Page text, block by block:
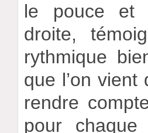
le pouce et
droite,
rythmique
que l’on vient
rendre
pour